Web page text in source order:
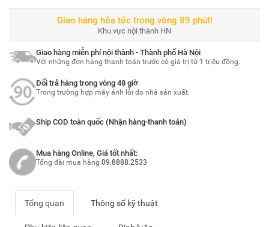
Giao hàng hỏa tốc trong vòng 89 phút!
Khu vực nội thành HN
Giao hàng miễn phí nội thành - Thành phố Hà Nội
Với những đơn hàng thanh toán trước có giá trị từ 1 triệu đồng.
Đổi trả hàng trong vòng 48 giờ
Trong trường hợp máy ảnh lỗi do nhà sản xuất.
Ship COD toàn quốc (Nhận hàng-thanh toán)
Mua hàng Online, Giá tốt nhất:
Tổng đài mua hàng 09.8888.2533
Tổng quan Thông số kỹ thuật